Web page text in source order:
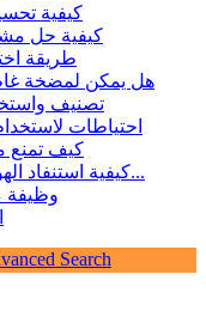
كيفية
كيفية حل
طريقة
هل يمكن لمضخة
تصنيف
احتياطات
كيف تمنع
كيفية استنفاد الهواء من مضخة الطرد المركزي خط أ...
وظيفة
Search